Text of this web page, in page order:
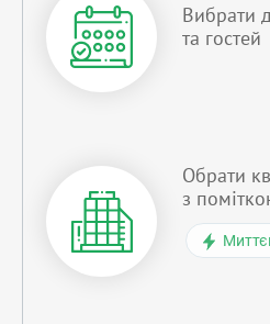
Вибрати
та гостей
Обрати
з